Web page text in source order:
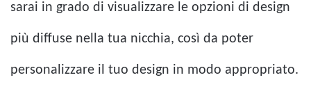
sarai in grado di visualizzare le opzioni di design
più diffuse nella tua nicchia, così da poter
personalizzare il tuo design in modo appropriato.